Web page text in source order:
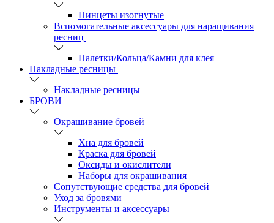
Пинцеты изогнутые
Вспомогательные аксессуары для наращивания
ресниц
Палетки/Кольца/Камни для клея
Накладные ресницы
Накладные ресницы
БРОВИ
Окрашивание бровей
Хна для бровей
Краска для бровей
Оксиды и окислители
Наборы для окрашивания
Сопутствующие средства для бровей
Уход за бровями
Инструменты и аксессуары